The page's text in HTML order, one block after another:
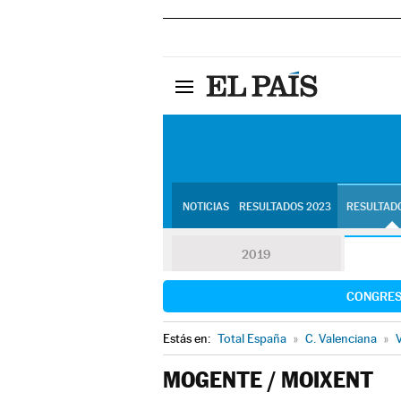
NOTICIAS RESULTADOS 2023
2019
Estás en: Total España » C. Valenciana »
MOGENTE / MOIXENT